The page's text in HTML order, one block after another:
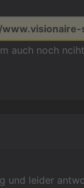
auch noch
und leider